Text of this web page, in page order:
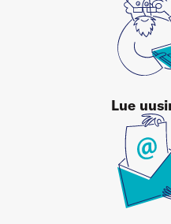
Lue